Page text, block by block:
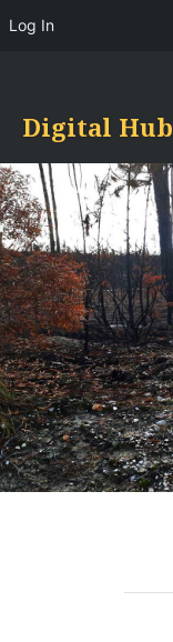
content
Digital Hub
Log In